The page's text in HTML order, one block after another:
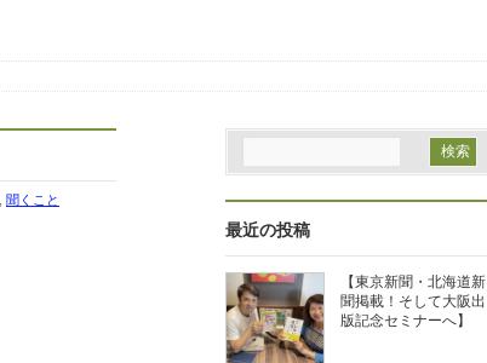
聞くこと
最近の投稿
【東京新聞・北海道新
聞掲載！そして大阪出
版記念セミナーへ】